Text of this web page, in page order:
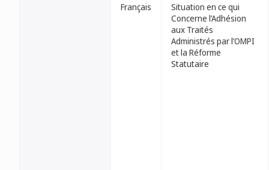
Français
Situation en ce qui
Concerne l’Adhésion
aux Traités
Administrés par l’OMPI
et la Réforme
Statutaire